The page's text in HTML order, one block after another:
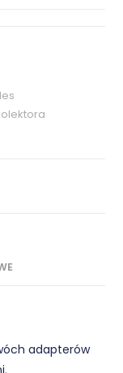
adapterów